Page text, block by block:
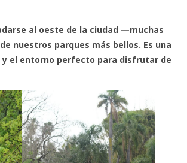
al oeste de la ciudad —muchas
nuestros parques más bellos. Es una
el entorno perfecto para disfrutar de